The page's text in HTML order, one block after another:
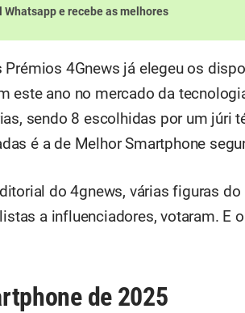
Whatsappe recebe as melhores
Prémios 4Gnews já elegeu os
este ano no mercado da
sendo 8 escolhidas por um júri
é a de Melhor Smartphone
do 4gnews, várias figuras
a influenciadores, votaram. E
de 2025